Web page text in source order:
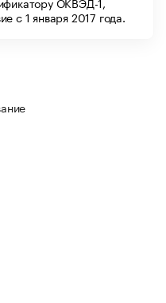
с 1 января 2017 года.